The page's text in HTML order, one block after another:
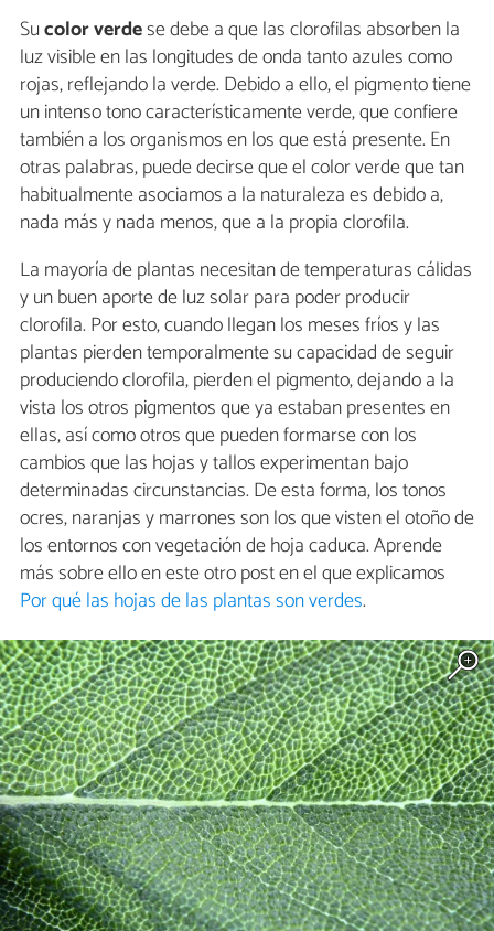
Sucolor verdese debe a que las clorofilas absorben la
luz visible en las longitudes de onda tanto azules como
rojas, reflejando la verde. Debido a ello, el pigmento tiene
un intenso tono característicamente verde, que confiere
también a los organismos en los que está presente. En
otras palabras, puede decirse que el color verde que tan
habitualmente asociamos a la naturaleza es debido a,
nada más y nada menos, que a la propia clorofila.
La mayoría de plantas necesitan de temperaturas cálidas
y un buen aporte de luz solar para poder producir
clorofila. Por esto, cuando llegan los meses fríos y las
plantas pierden temporalmente su capacidad de seguir
produciendo clorofila, pierden el pigmento, dejando a la
vista los otros pigmentos que ya estaban presentes en
ellas, así como otros que pueden formarse con los
cambios que las hojas y tallos experimentan bajo
determinadas circunstancias. De esta forma, los tonos
ocres, naranjas y marrones son los que visten el otoño de
los entornos con vegetación de hoja caduca. Aprende
más sobre ello en este otro post en el que explicamos
Por qué las hojas de las plantas son verdes.